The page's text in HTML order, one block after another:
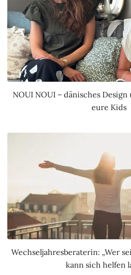
NOUI NOUI – dänisches
eure Kids
Wechseljahresberaterin: „Wer
kann sich helfen